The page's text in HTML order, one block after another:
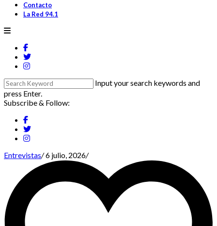
Contacto
La Red 94.1
Input your search keywords and
press Enter.
Subscribe & Follow:
Entrevistas/6 julio, 2026/